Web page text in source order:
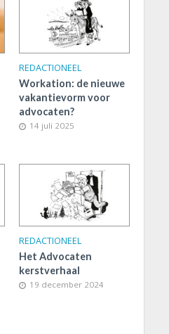
REDACTIONEEL
Workation: de nieuwe
vakantievorm voor
advocaten?
14 juli 2025
REDACTIONEEL
Het Advocaten
kerstverhaal
19 december 2024